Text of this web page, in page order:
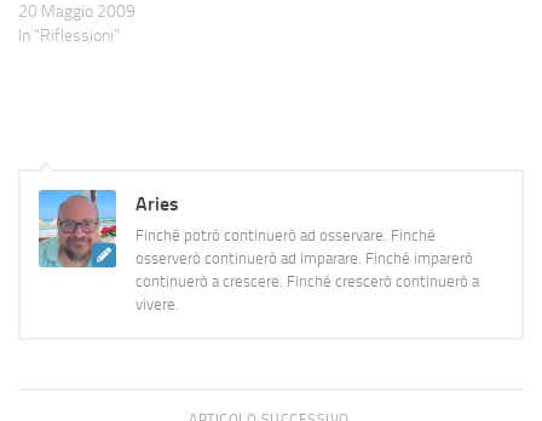
piuttosto noioso per me prima
che per gli altri. Ecco, siccome
20 Maggio 2009
In "Riflessioni"
Aries
Finché potrò continuerò ad osservare. Finché
osserverò continuerò ad imparare. Finché imparerò
continuerò a crescere. Finché crescerò continuerò a
vivere.